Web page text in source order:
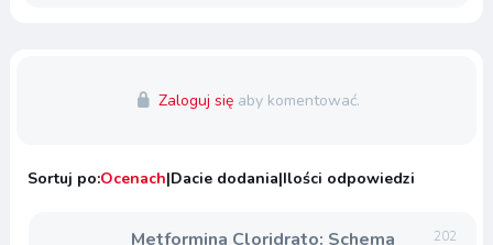
Zaloguj się aby komentować.
Sortuj po:Ocenach|Dacie dodania|Ilości odpowiedzi
Metformina Cloridrato: Schema
202